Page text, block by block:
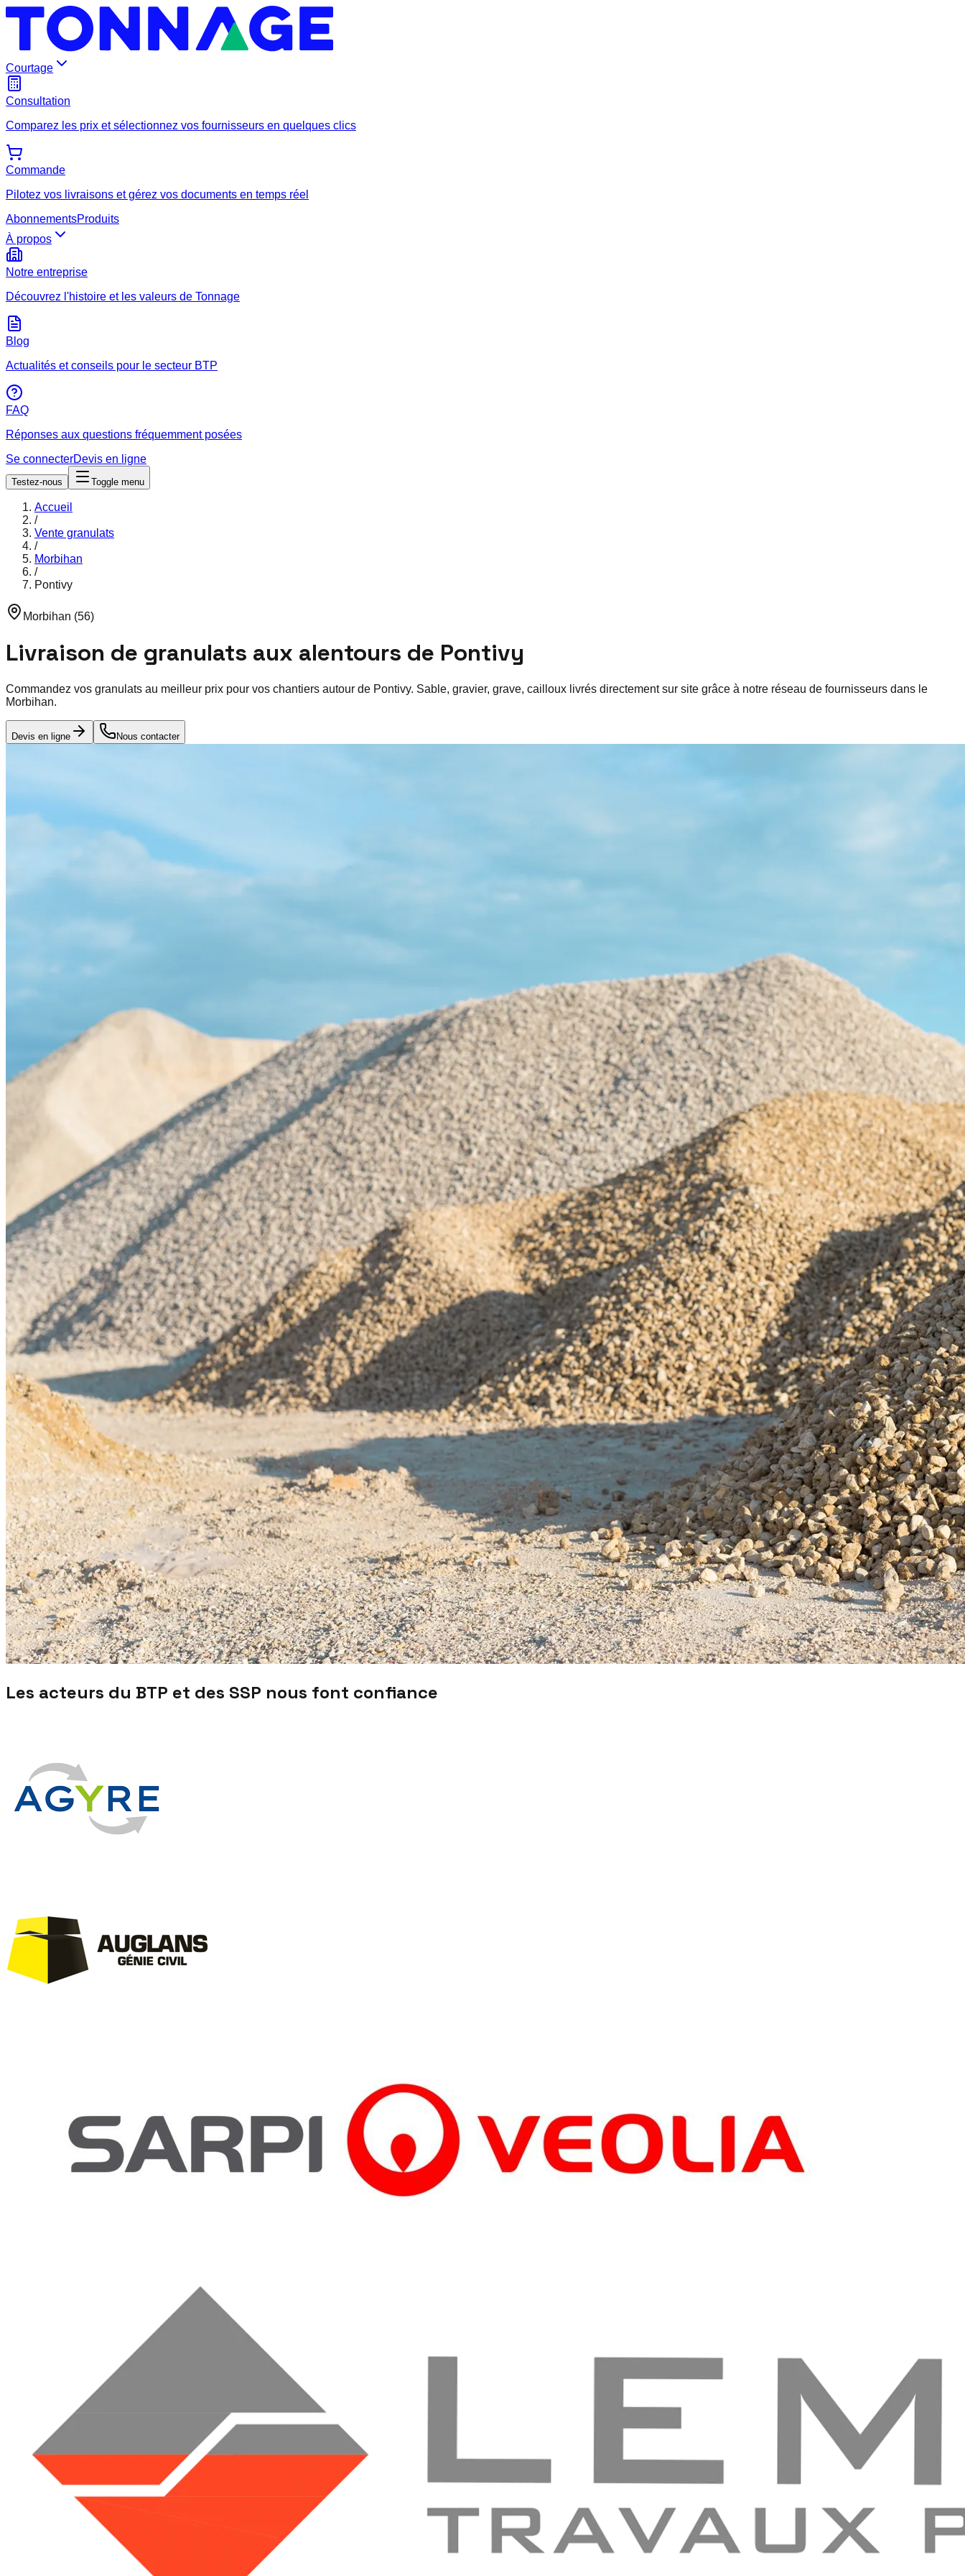
Courtage
Consultation
Comparez les prix et sélectionnez vos fournisseurs en quelques clics
Commande
Pilotez vos livraisons et gérez vos documents en temps réel
AbonnementsProduits
À propos
Notre entreprise
Découvrez l'histoire et les valeurs de Tonnage
Blog
Actualités et conseils pour le secteur BTP
FAQ
Réponses aux questions fréquemment posées
Se connecterDevis en ligne
Testez-nous Toggle menu
Accueil
/
Vente granulats
/
Morbihan
/
Pontivy
Morbihan (56)
Livraison de granulats aux alentours de Pontivy
Commandez vos granulats au meilleur prix pour vos chantiers autour de Pontivy. Sable, gravier, grave, cailloux livrés directement sur site grâce à notre réseau de fournisseurs dans le
Morbihan.
Devis en ligne Nous contacter
Les acteurs du BTP et des SSP nous font confiance